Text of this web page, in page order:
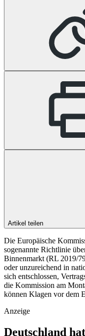
Artikel teilen
Die Europäische
sogenannte Richtlinie
Binnenmarkt (RL 2019/
oder unzureichend in
sich entschlossen,
die Kommission am
können Klagen vor dem
Anzeige
Deutschland